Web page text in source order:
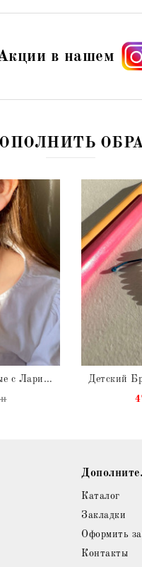
в нашем
Детские серьги серебряные с Ларимаром натуральным
Каталог
Закладки
Оформить
Контакты